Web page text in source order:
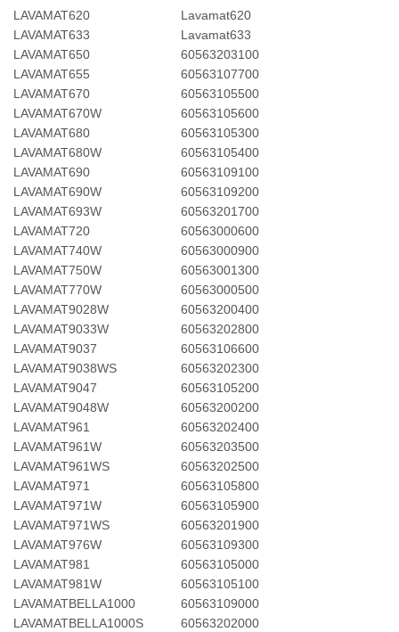
LAVAMAT620
Lavamat620
LAVAMAT633
Lavamat633
LAVAMAT650
60563203100
LAVAMAT655
60563107700
LAVAMAT670
60563105500
LAVAMAT670W
60563105600
LAVAMAT680
60563105300
LAVAMAT680W
60563105400
LAVAMAT690
60563109100
LAVAMAT690W
60563109200
LAVAMAT693W
60563201700
LAVAMAT720
60563000600
LAVAMAT740W
60563000900
LAVAMAT750W
60563001300
LAVAMAT770W
60563000500
LAVAMAT9028W
60563200400
LAVAMAT9033W
60563202800
LAVAMAT9037
60563106600
LAVAMAT9038WS
60563202300
LAVAMAT9047
60563105200
LAVAMAT9048W
60563200200
LAVAMAT961
60563202400
LAVAMAT961W
60563203500
LAVAMAT961WS
60563202500
LAVAMAT971
60563105800
LAVAMAT971W
60563105900
LAVAMAT971WS
60563201900
LAVAMAT976W
60563109300
LAVAMAT981
60563105000
LAVAMAT981W
60563105100
LAVAMATBELLA1000
60563109000
LAVAMATBELLA1000S
60563202000